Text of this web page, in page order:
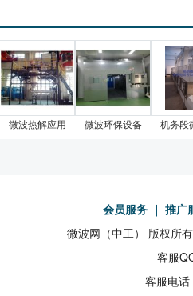
微波热解应用 微波环保设备 机务段
会员服务 ｜ 推广
微波网（中工） 版权所
客服
客服电